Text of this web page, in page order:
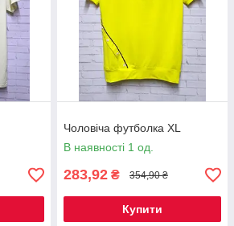
Чоловіча футболка XL
В наявності 1 од.
283,92 ₴ 354,90 ₴
Купити